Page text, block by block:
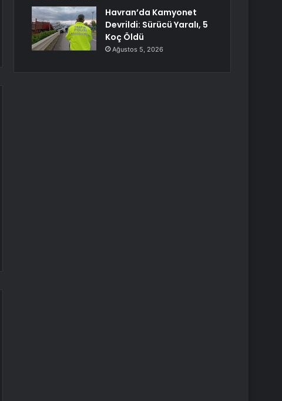
Havran’da Kamyonet
Devrildi: Sürücü Yaralı, 5
Koç Öldü
Ağustos 5, 2026